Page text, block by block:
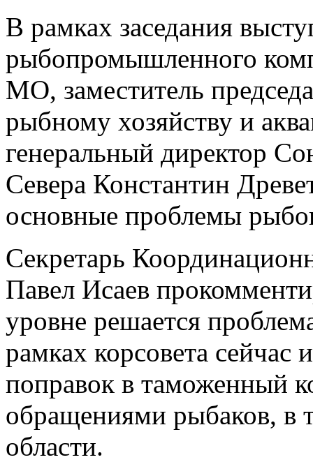
В рамках заседания
рыбопромышленного
МО, заместитель
рыбному хозяйству и
генеральный директор
Севера Константин
основные проблемы
Секретарь
Павел Исаев
уровне решается
рамках корсовета сейчас
поправок в таможенный
обращениями рыбаков, в
области.